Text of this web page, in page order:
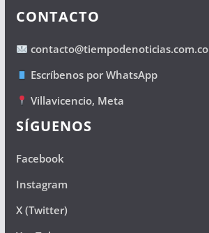
CONTACTO
contacto@tiempodenoticias.com.co
Escríbenos por WhatsApp
Villavicencio, Meta
SÍGUENOS
Facebook
Instagram
X (Twitter)